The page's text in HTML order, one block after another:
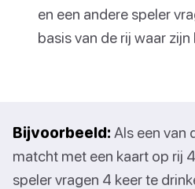
en een andere speler
basis van de rij waar
Bijvoorbeeld: Als een van
matcht met een kaart op rij
speler vragen 4 keer te